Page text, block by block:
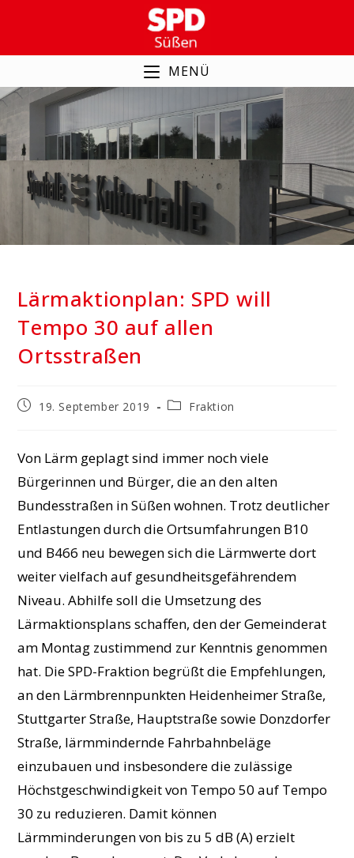
MENÜ
Lärmaktionplan: SPD will
Tempo 30 auf allen
Ortsstraßen
Lärmaktionplan: SPD will
Tempo 30 auf allen
Ortsstraßen
Beitrag19. September 2019
Beitrags-
Fraktion
Von Lärm geplagt sind immer noch viele
Bürgerinnen und Bürger, die an den alten
Bundesstraßen in Süßen wohnen. Trotz deutlicher
Entlastungen durch die Ortsumfahrungen B10
und B466 neu bewegen sich die Lärmwerte dort
weiter vielfach auf gesundheitsgefährendem
Niveau. Abhilfe soll die Umsetzung des
Lärmaktionsplans schaffen, den der Gemeinderat
am Montag zustimmend zur Kenntnis genommen
hat. Die SPD-Fraktion begrüßt die Empfehlungen,
an den Lärmbrennpunkten Heidenheimer Straße,
Stuttgarter Straße, Hauptstraße sowie Donzdorfer
Straße, lärmmindernde Fahrbahnbeläge
einzubauen und insbesondere die zulässige
Höchstgeschwindigkeit von Tempo 50 auf Tempo
30 zu reduzieren. Damit können
Lärmminderungen von bis zu 5 dB (A) erzielt